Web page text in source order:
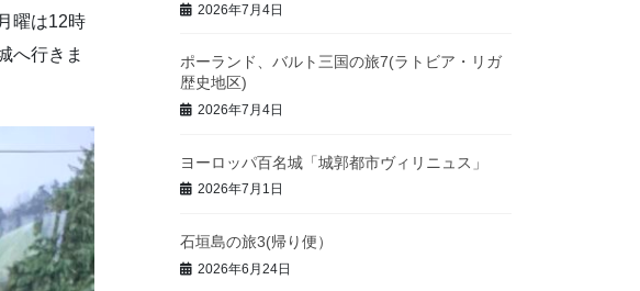
曜は12時
へ行きま
2026年7月4日
ポーランド、バルト三国の旅7(ラトビア・リガ
歴史地区)
2026年7月4日
ヨーロッパ百名城「城郭都市ヴィリニュス」
2026年7月1日
石垣島の旅3(帰り便）
2026年6月24日